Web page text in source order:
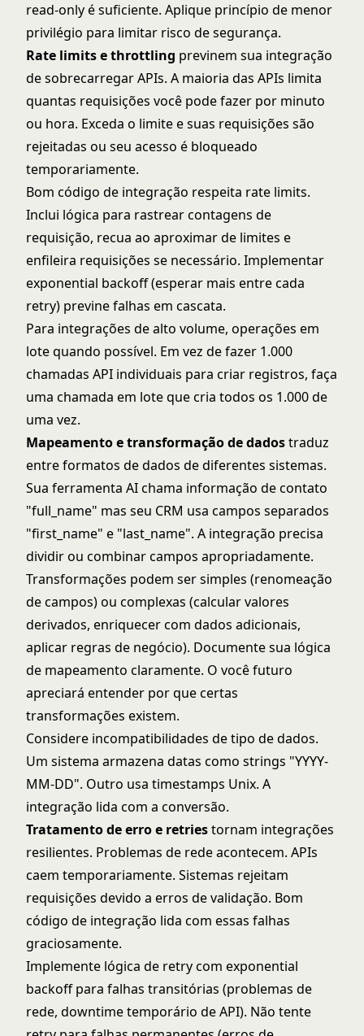
read-only é suficiente. Aplique princípio de menor
privilégio para limitar risco de segurança.
Rate limits e throttling previnem sua integração
de sobrecarregar APIs. A maioria das APIs limita
quantas requisições você pode fazer por minuto
ou hora. Exceda o limite e suas requisições são
rejeitadas ou seu acesso é bloqueado
temporariamente.
Bom código de integração respeita rate limits.
Inclui lógica para rastrear contagens de
requisição, recua ao aproximar de limites e
enfileira requisições se necessário. Implementar
exponential backoff (esperar mais entre cada
retry) previne falhas em cascata.
Para integrações de alto volume, operações em
lote quando possível. Em vez de fazer 1.000
chamadas API individuais para criar registros, faça
uma chamada em lote que cria todos os 1.000 de
uma vez.
Mapeamento e transformação de dadostraduz
entre formatos de dados de diferentes sistemas.
Sua ferramenta AI chama informação de contato
"full_name" mas seu CRM usa campos separados
"first_name" e "last_name". A integração precisa
dividir ou combinar campos apropriadamente.
Transformações podem ser simples (renomeação
de campos) ou complexas (calcular valores
derivados, enriquecer com dados adicionais,
aplicar regras de negócio). Documente sua lógica
de mapeamento claramente. O você futuro
apreciará entender por que certas
transformações existem.
Considere incompatibilidades de tipo de dados.
Um sistema armazena datas como strings "YYYY-
MM-DD". Outro usa timestamps Unix. A
integração lida com a conversão.
Tratamento de erro e retriestornam integrações
resilientes. Problemas de rede acontecem. APIs
caem temporariamente. Sistemas rejeitam
requisições devido a erros de validação. Bom
código de integração lida com essas falhas
graciosamente.
Implemente lógica de retry com exponential
backoff para falhas transitórias (problemas de
rede, downtime temporário de API). Não tente